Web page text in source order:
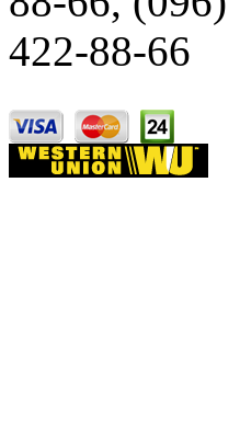
422-88-66